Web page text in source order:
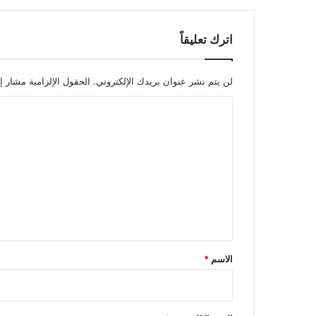
اترك تعليقاً
لن يتم نشر عنوان بريدك الإلكتروني. الحقول الإلزامية مشار
*
الاسم *